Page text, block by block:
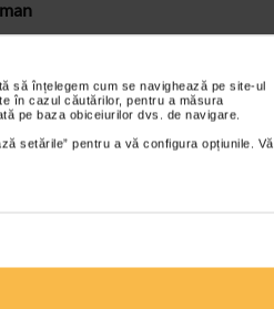
să înțelegem cum se navighează pe site-ul
în cazul căutărilor, pentru a măsura
pe baza obiceiurilor dvs. de navigare.
setările” pentru a vă configura opțiunile. Vă